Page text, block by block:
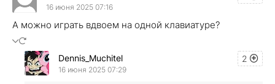
16 июня 2025 07:16
А можно играть вдвоем на одной клавиатуре?
2
Dennis_Muchitel
16 июня 2025 07:29